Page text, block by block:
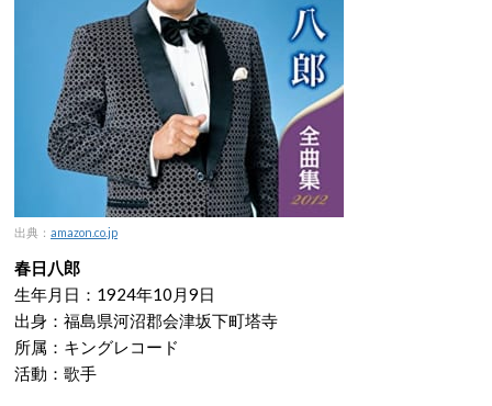
出典： amazon.co.jp
春日八郎
生年月日：1924年10月9日
出身：福島県河沼郡会津坂下町塔寺
所属：キングレコード
活動：歌手